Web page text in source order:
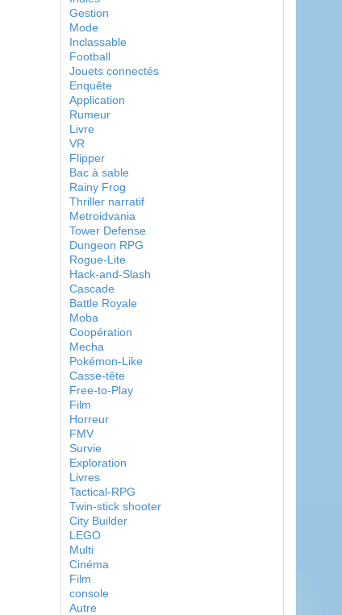
Gestion
Mode
Inclassable
Football
Jouets connectés
Enquête
Application
Rumeur
Livre
VR
Flipper
Bac à sable
Rainy Frog
Thriller narratif
Metroidvania
Tower Defense
Dungeon RPG
Rogue-Lite
Hack-and-Slash
Cascade
Battle Royale
Moba
Coopération
Mecha
Pokémon-Like
Casse-tête
Free-to-Play
Film
Horreur
FMV
Survie
Exploration
Livres
Tactical-RPG
Twin-stick shooter
City Builder
LEGO
Multi
Cinéma
Film
console
Autre